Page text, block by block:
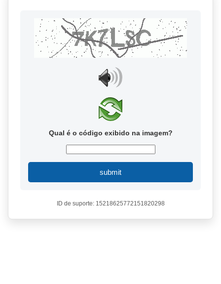
Qual é o código exibido na imagem?
submit
ID de suporte: 15218625772151820298